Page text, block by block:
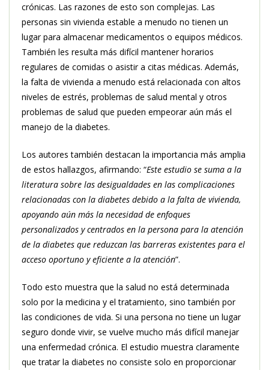
crónicas. Las razones de esto son complejas. Las
personas sin vivienda estable a menudo no tienen un
lugar para almacenar medicamentos o equipos médicos.
También les resulta más difícil mantener horarios
regulares de comidas o asistir a citas médicas. Además,
la falta de vivienda a menudo está relacionada con altos
niveles de estrés, problemas de salud mental y otros
problemas de salud que pueden empeorar aún más el
manejo de la diabetes.
Los autores también destacan la importancia más amplia
de estos hallazgos, afirmando: “Este estudio se suma a la
literatura sobre las desigualdades en las complicaciones
relacionadas con la diabetes debido a la falta de vivienda,
apoyando aún más la necesidad de enfoques
personalizados y centrados en la persona para la atención
de la diabetes que reduzcan las barreras existentes para el
acceso oportuno y eficiente a la atención”.
Todo esto muestra que la salud no está determinada
solo por la medicina y el tratamiento, sino también por
las condiciones de vida. Si una persona no tiene un lugar
seguro donde vivir, se vuelve mucho más difícil manejar
una enfermedad crónica. El estudio muestra claramente
que tratar la diabetes no consiste solo en proporcionar